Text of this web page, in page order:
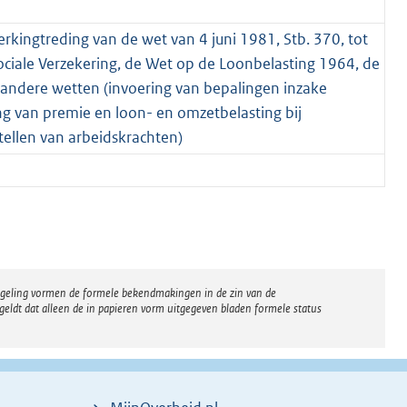
van de wet van 4 juni 1981, Stb. 370, tot
Verzekering, de Wet op de Loonbelasting 1964, de
wetten (invoering van bepalingen inzake
van premie en loon- en omzetbelasting bij
van arbeidskrachten)
vormen de formele bekendmakingen in de zin van de
dat alleen de in papieren vorm uitgegeven bladen formele status